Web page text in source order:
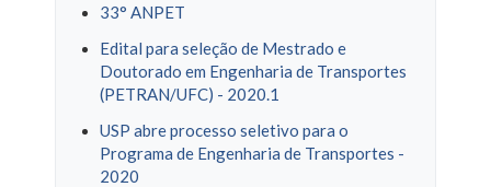
33° ANPET
Edital para seleção de Mestrado e
Doutorado em Engenharia de Transportes
(PETRAN/UFC) - 2020.1
USP abre processo seletivo para o
Programa de Engenharia de Transportes -
2020